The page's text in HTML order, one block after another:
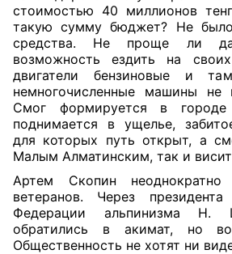
стоимостью 40 миллионов
такую сумму бюджет? Не
средства. Не проще ли
возможность ездить на
двигатели бензиновые и
немногочисленные машины не
Смог формируется в
поднимается в ущелье,
для которых путь открыт, а
Малым Алматинским, так и
Артем Скопин неоднократно
ветеранов. Через президента
Федерации альпинизма Н.
обратились в акимат, но
Общественность не хотят ни